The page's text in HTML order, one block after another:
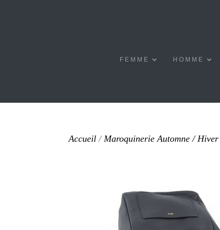
FEMME HOMME
Accueil /Maroquinerie Automne / Hiver